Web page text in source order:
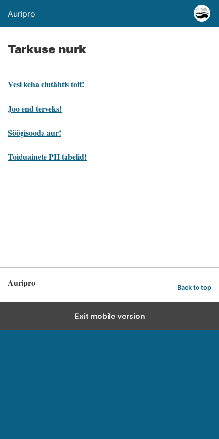
Auripro
Tarkuse nurk
Vesi keha elutähtis toit!
Joo end terveks!
Söögisooda aur!
Toiduainete PH tabelid!
Auripro Back to top
Exit mobile version